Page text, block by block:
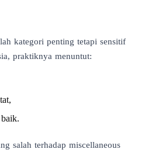
kategori penting tetapi sensitif
praktiknya menuntut:
salah terhadap miscellaneous